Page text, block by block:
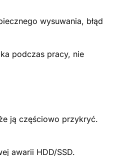
wysuwania, błąd
podczas pracy, nie
ją częściowo przykryć.
awarii HDD/SSD.